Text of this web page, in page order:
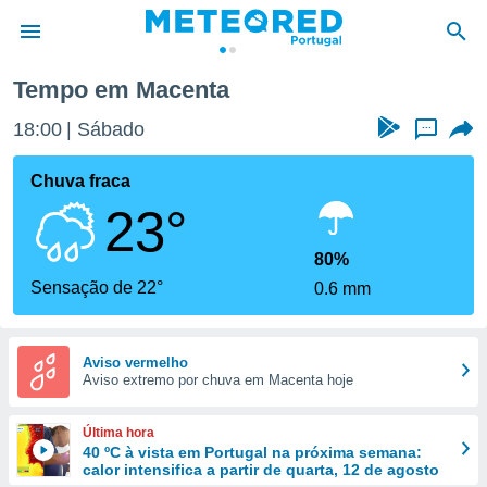
da
foi
fornecidas
a este
das
e
forma
digital
Tempo em Macenta
18:00 Sábado ...
Chuva fraca
23°
Sensação de 22°
80%
0.6 mm
Aviso vermelho
Aviso extremo por chuva em Macenta hoje
Última hora
40 ºC à vista em Portugal na próxima semana:
calor intensifica a partir de quarta, 12 de agosto